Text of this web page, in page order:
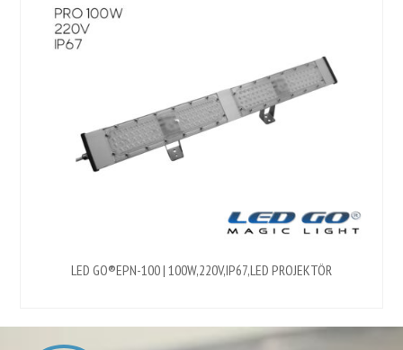
LED GO®EPN-100 | 100W,220V,IP67,LED PROJEKTÖR